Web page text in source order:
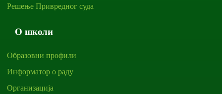
Решење Привредног суда
О школи
Образовни профили
Информатор о раду
Организација